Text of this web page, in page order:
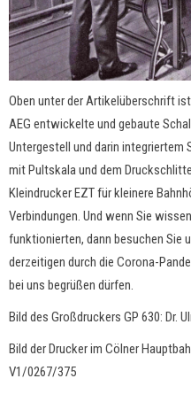
Oben unter der Artikelüberschrift
AEG entwickelte und gebaute
Untergestell und darin integriertem
mit Pultskala und dem
Kleindrucker EZT für kleinere
Verbindungen. Und wenn Sie
funktionierten, dann besuchen Sie
derzeitigen durch die Corona-
bei uns begrüßen dürfen.
Bild des Großdruckers GP 630: Dr.
Bild der Drucker im Cölner
V1/0267/375